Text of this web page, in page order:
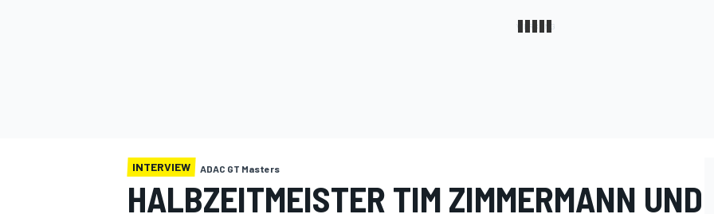
INTERVIEW ADAC GT Masters
HALBZEITMEISTER TIM ZIMMERMANN UND